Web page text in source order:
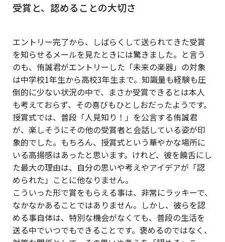
受賞と、認めることの大切さ
エントリー完了から、しばらくして送られてきた受賞
を知らせるメールを見たときには驚きました。と言う
のも、侑誠君がエントリーした「未来の楽器」の対象
は中学校1年生から高校3年生まで。知識量も経験も圧
倒的に少ない状況の中で、まさか受賞できるとは本人
も考えておらず、その喜びもひとしおだったようです。
授賞式では、普段「人見知り！」を公言する侑誠君
が、楽しそうにその他の受賞者と会話している姿が印
象的でした。もちろん、授賞式という華やかな場所に
いる高揚感はあったと思います。けれど、彼を饒舌にし
た最大の理由は、自分の思いや考えやアイデアが「認
められた」ことに他なりません。
こういった形で賞をもらえる事は、非常にラッキーで、
なかなかあることではありません。しかし、彼らを認
める事自体は、特別な機会がなくても、普段の生活を
送る中でいつでもできることです。褒めるのではなく、